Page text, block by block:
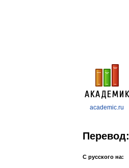
academic.ru
Перевод:
С русского на: